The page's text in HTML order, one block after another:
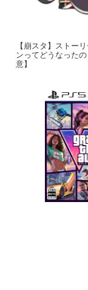
【崩スタ】ストー
ンってどうなった
意】